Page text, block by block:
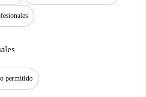
permitido